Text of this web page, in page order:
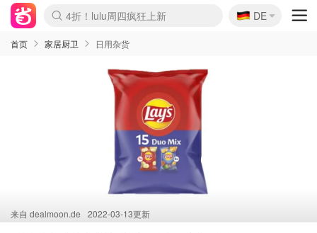
Boticinal 夏促开抢！
4折！lulu周四疯狂上新
还没结束！&OtherStories大促
Joybuy变相75折 随时失效
速领！Stanley独家85折
疑似霸哥！Camper额外叠85折
Zalando 奥莱闪促！每日更新
Moncler反季囤！5折起+叠9折
Coach Brooklyn仅€192
🇩🇪
DE
首页 家居厨卫 日用杂货
来自 dealmoon.de 2022-03-13更新